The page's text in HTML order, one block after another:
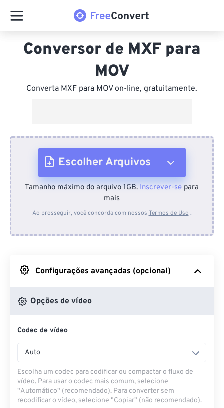
Conversor de MXF para
MOV
Converta MXF para MOV on-line, gratuitamente.
Escolher Arquivos
Do dispositivo
Do Google Drive
Do OneDrive
Tamanho máximo do arquivo 1GB. Inscrever-se para
mais
Ao prosseguir, você concorda com nossos Termos de Uso .
Configurações avançadas (opcional)
Opções de vídeo
Codec de vídeo
Auto
Escolha um codec para codificar ou compactar o fluxo de
vídeo. Para usar o codec mais comum, selecione
"Automático" (recomendado). Para converter sem
recodificar o vídeo, selecione "Copiar" (não recomendado).